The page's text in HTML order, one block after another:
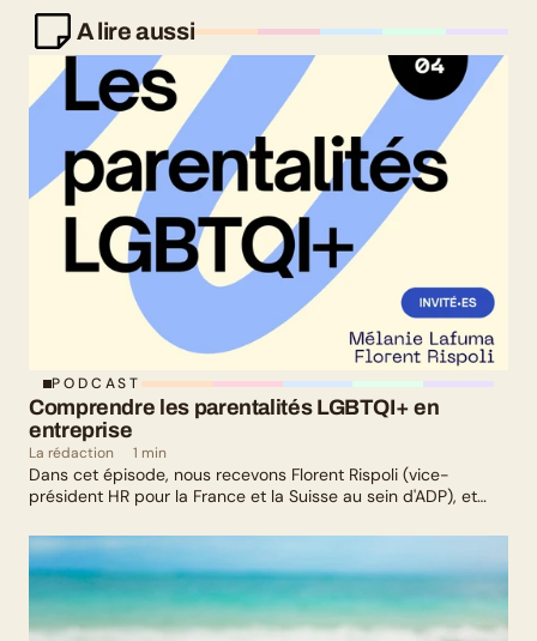
A lire aussi
PODCAST
Comprendre les parentalités LGBTQI+ en
entreprise
La rédaction 1 min
Dans cet épisode, nous recevons Florent Rispoli (vice-
président HR pour la France et la Suisse au sein d'ADP), et
leurs parcours de parents LGBTQ+.